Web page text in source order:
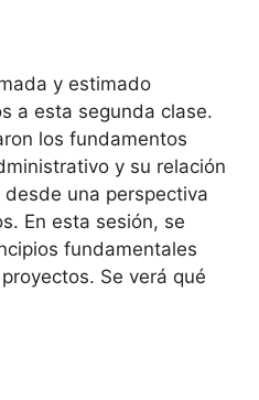
y estimado
a esta segunda clase.
los fundamentos
y su relación
una perspectiva
En esta sesión, se
fundamentales
Se verá qué